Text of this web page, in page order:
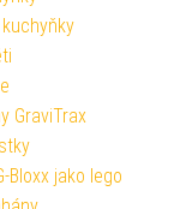
GraviTrax
Bloxx jako lego